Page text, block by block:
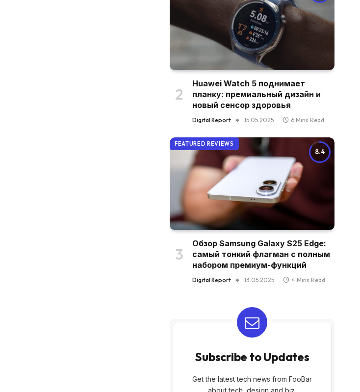
Huawei Watch 5 поднимает
планку: премиальный дизайн и
новый сенсор здоровья
Digital Report 15.05.2025 6 Mins Read
8.4
FEATURED REVIEWS
Обзор Samsung Galaxy S25 Edge:
самый тонкий флагман с полным
набором премиум-функций
Digital Report 13.05.2025 4 Mins Read
Subscribe to Updates
Get the latest tech news from FooBar
about tech, design and biz.